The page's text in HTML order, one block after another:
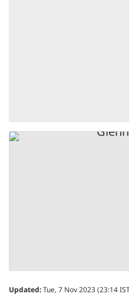
Updated:Tue, 7 Nov 2023 (23:14